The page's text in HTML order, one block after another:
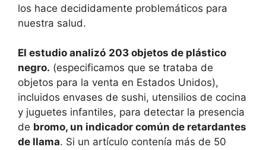
los hace decididamente problemáticos para
nuestra salud.
El estudio analizó 203 objetos de plástico
negro. (especificamos que se trataba de
objetos para la venta en Estados Unidos),
incluidos envases de sushi, utensilios de cocina
y juguetes infantiles, para detectar la presencia
de bromo, un indicador común de retardantes
de llama. Si un artículo contenía más de 50